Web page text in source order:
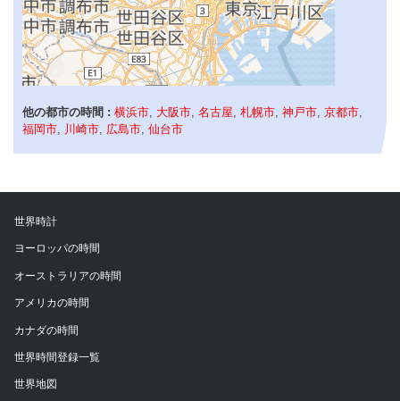
他の都市の時間 : 横浜市, 大阪市, 名古屋, 札幌市, 神戸市, 京都市,
福岡市, 川崎市, 広島市, 仙台市
世界時計
ヨーロッパの時間
オーストラリアの時間
アメリカの時間
カナダの時間
世界時間登録一覧
世界地図